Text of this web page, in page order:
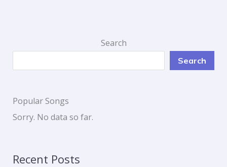
Search
Search
Popular Songs
Sorry. No data so far.
Recent Posts